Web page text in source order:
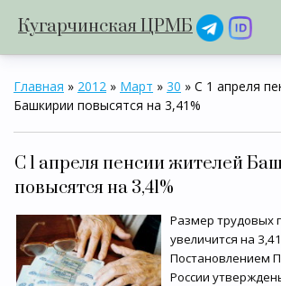
Кугарчинская ЦРМБ
Главная » 2012 » Март » 30 » С 1 апреля
Башкирии повысятся на 3,41%
С 1 апреля пенсии жителей
повысятся на 3,41%
Размер трудовых
увеличится на
Постановлением
России